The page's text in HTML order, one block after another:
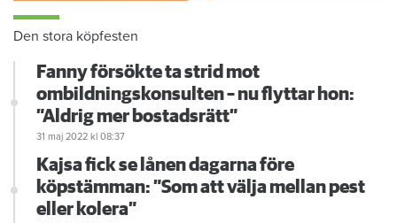
Den stora köpfesten
Fanny försökte ta strid mot
ombildningskonsulten – nu flyttar hon:
”Aldrig mer bostadsrätt”
31 maj 2022 kl 08:37
Kajsa fick se lånen dagarna före
köpstämman: ”Som att välja mellan pest
eller kolera”